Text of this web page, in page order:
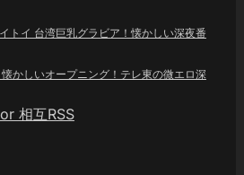
トイ 台湾巨乳グラビア！懐かしい深夜番
かしいオープニング！テレ東の微エロ深
相互RSS